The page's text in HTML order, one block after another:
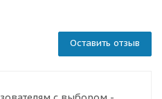
Оставить отзыв